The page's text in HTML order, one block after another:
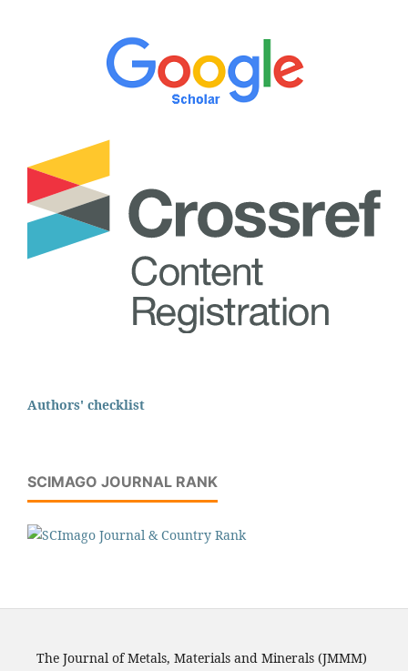
Authors' checklist
SCIMAGO JOURNAL RANK
The Journal of Metals, Materials and Minerals (JMMM)